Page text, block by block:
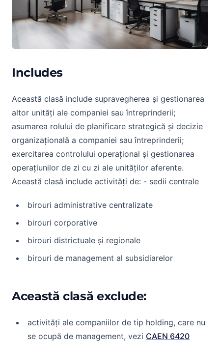
Includes
Această clasă include supravegherea și gestionarea
altor unități ale companiei sau întreprinderii;
asumarea rolului de planificare strategică și decizie
organizațională a companiei sau întreprinderii;
exercitarea controlului operațional și gestionarea
operațiunilor de zi cu zi ale unităților aferente.
Această clasă include activități de: - sedii centrale
birouri administrative centralizate
birouri corporative
birouri districtuale și regionale
birouri de management al subsidiarelor
Această clasă exclude:
activități ale companiilor de tip holding, care nu
se ocupă de management, vezi CAEN 6420